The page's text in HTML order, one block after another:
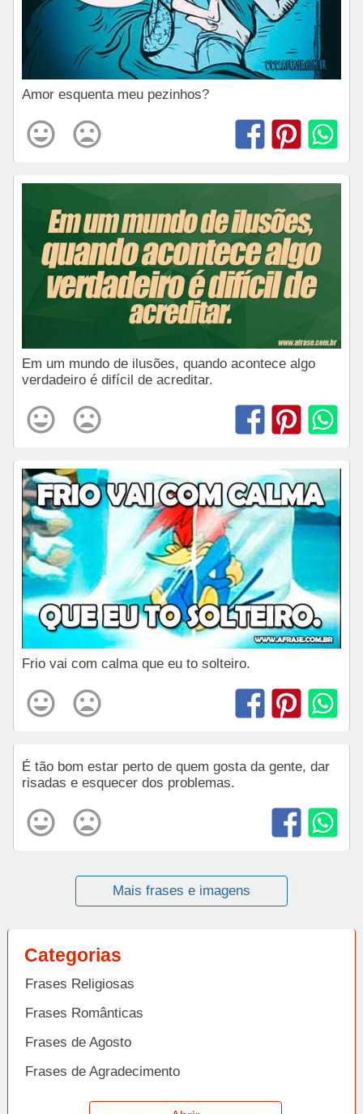
Amor esquenta meu pezinhos?
Em um mundo de ilusões, quando acontece algo
verdadeiro é difícil de acreditar.
Frio vai com calma que eu to solteiro.
É tão bom estar perto de quem gosta da gente, dar
risadas e esquecer dos problemas.
Mais frases e imagens
Categorias
Frases Religiosas
Frases Românticas
Frases de Agosto
Frases de Agradecimento
Frases de Amizade